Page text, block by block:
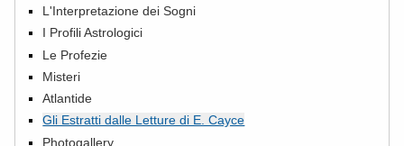
L'Interpretazione dei Sogni
I Profili Astrologici
Le Profezie
Misteri
Atlantide
Gli Estratti dalle Letture di E. Cayce
Photogallery